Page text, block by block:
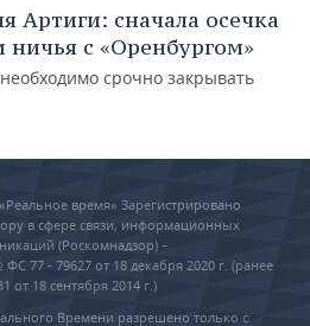
Артиги: сначала осечка
ничья с «Оренбургом»
срочно закрывать
время» Зарегистрировано
в сфере связи, информационных
(Роскомнадзор) –
77 - 79627 от 18 декабря 2020 г. (ранее
от 18 сентября 2014 г.)
Времени разрешено только с